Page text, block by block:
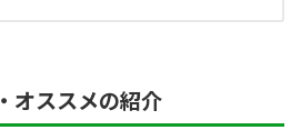
オススメの紹介